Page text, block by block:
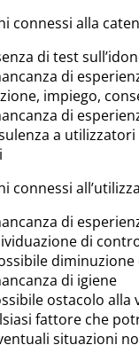
connessi alla
di test
di
impiego,
di
a
connessi
di
di
di igiene
ostacolo alla
fattore che
situazioni